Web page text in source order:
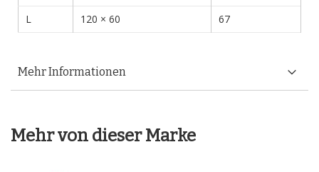
L
120 × 60 67
Mehr Informationen
Mehr von dieser Marke